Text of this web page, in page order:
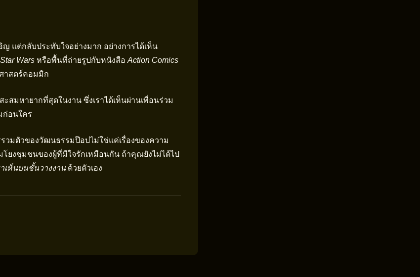
แต่กลับประทับใจอย่างมาก อย่างการได้เห็น
Star Wars หรือพื้นที่ถ่ายรูปกับหนังสือ Action Comics
าสตร์คอมมิก
ะสมหายากที่สุดในงาน ซึ่งเราได้เห็นผ่านเพื่อนร่วม
ก่อนใคร
วมตัวของวัฒนธรรมป๊อปไม่ใช่แค่เรื่องของความ
โยงชุมชนของผู้ที่มีใจรักเหมือนกัน ถ้าคุณยังไม่ได้ไป
เห็นบนชั้นวางงาน ด้วยตัวเอง